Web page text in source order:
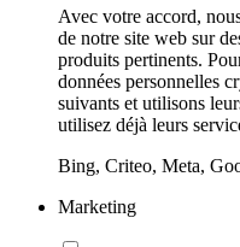
Avec votre accord,
de notre site web sur
produits pertinents.
données personnelles
suivants et utilisons
utilisez déjà leurs
Bing, Criteo, Meta,
Marketing